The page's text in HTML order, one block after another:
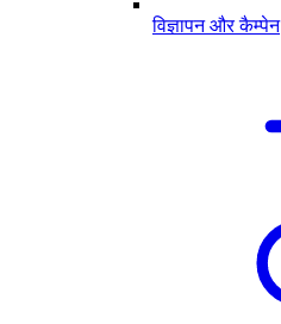
विज्ञापन और कैम्पेन